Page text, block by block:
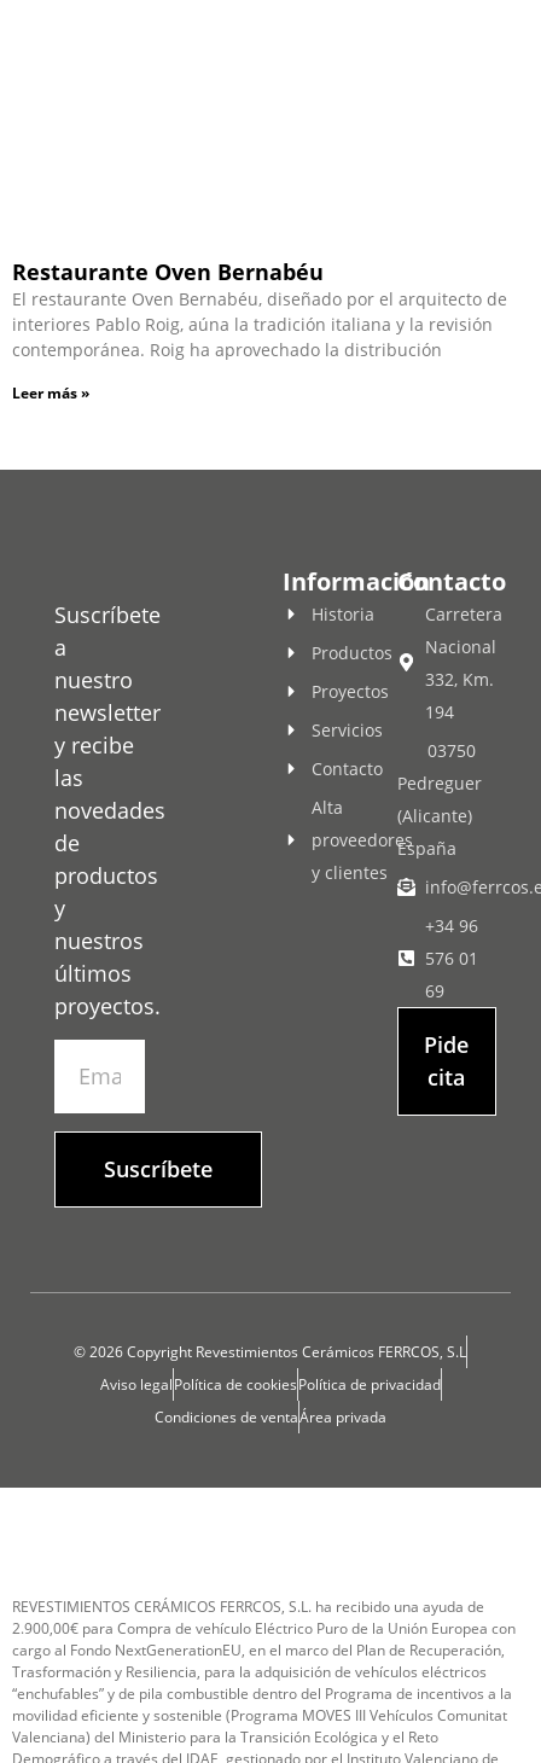
Restaurante Oven Bernabéu
El restaurante Oven Bernabéu, diseñado por el arquitecto de
interiores Pablo Roig, aúna la tradición italiana y la revisión
contemporánea. Roig ha aprovechado la distribución
Leer más »
Suscríbete
a
nuestro
newsletter
y recibe
las
novedades
de
productos
y
nuestros
últimos
proyectos.
Suscríbete
Información
Historia
Productos
Proyectos
Servicios
Contacto
Alta
proveedores
y clientes
Contacto
Carretera
Nacional
332, Km.
194
03750
Pedreguer
(Alicante)
España
+34 96
576 01
69
Pide
cita
© 2026 Copyright Revestimientos Cerámicos FERRCOS, S.L
Aviso legalPolítica de cookiesPolítica de privacidad
Condiciones de ventaÁrea privada
REVESTIMIENTOS CERÁMICOS FERRCOS, S.L. ha recibido una ayuda de
2.900,00€ para Compra de vehículo Eléctrico Puro de la Unión Europea con
cargo al Fondo NextGenerationEU, en el marco del Plan de Recuperación,
Trasformación y Resiliencia, para la adquisición de vehículos eléctricos
“enchufables” y de pila combustible dentro del Programa de incentivos a la
movilidad eficiente y sostenible (Programa MOVES III Vehículos Comunitat
Valenciana) del Ministerio para la Transición Ecológica y el Reto